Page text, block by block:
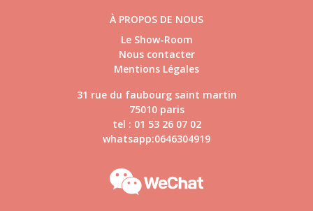
À PROPOS DE NOUS
Le Show-Room
Nous contacter
Mentions Légales
31 rue du faubourg saint martin
75010 paris
tel : 01 53 26 07 02
whatsapp:0646304919